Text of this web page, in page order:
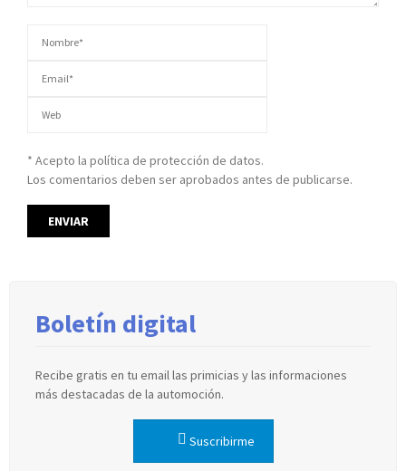
* Acepto la política de protección de datos.
Los comentarios deben ser aprobados antes de publicarse.
Boletín digital
Recibe gratis en tu email las primicias y las informaciones
más destacadas de la automoción.
Suscribirme